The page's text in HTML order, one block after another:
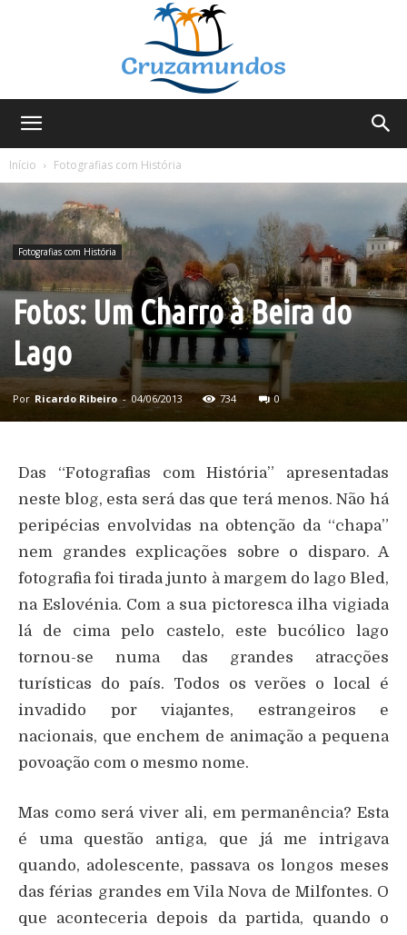
Início
Fotografias com História
Fotografias com História
Fotos: Um Charro à Beira do
Lago
Por Ricardo Ribeiro - 04/06/2013 734 0
Das “Fotografias com História” apresentadas
neste blog, esta será das que terá menos. Não há
peripécias envolvidas na obtenção da “chapa”
nem grandes explicações sobre o disparo. A
fotografia foi tirada junto à margem do lago Bled,
na Eslovénia. Com a sua pictoresca ilha vigiada
lá de cima pelo castelo, este bucólico lago
tornou-se numa das grandes atracções
turísticas do país. Todos os verões o local é
invadido por viajantes, estrangeiros e
nacionais, que enchem de animação a pequena
povoação com o mesmo nome.
Mas como será viver ali, em permanência? Esta
é uma questão antiga, que já me intrigava
quando, adolescente, passava os longos meses
das férias grandes em Vila Nova de Milfontes. O
que aconteceria depois da partida, quando o